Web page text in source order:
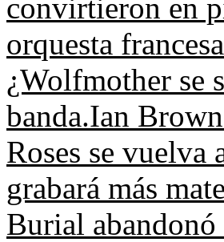
convirtieron en
orquesta
¿Wolfmother se
banda.Ian
Roses se vuelva
grabará más
Burial